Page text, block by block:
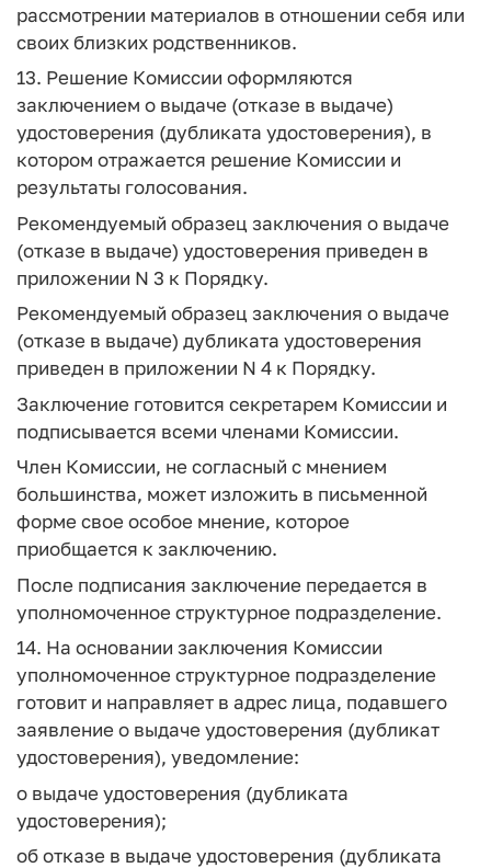
рассмотрении материалов в отношении себя или
своих близких родственников.
13. Решение Комиссии оформляются
заключением о выдаче (отказе в выдаче)
удостоверения (дубликата удостоверения), в
котором отражается решение Комиссии и
результаты голосования.
Рекомендуемый образец заключения о выдаче
(отказе в выдаче) удостоверения приведен в
приложении N 3 к Порядку.
Рекомендуемый образец заключения о выдаче
(отказе в выдаче) дубликата удостоверения
приведен в приложении N 4 к Порядку.
Заключение готовится секретарем Комиссии и
подписывается всеми членами Комиссии.
Член Комиссии, не согласный с мнением
большинства, может изложить в письменной
форме свое особое мнение, которое
приобщается к заключению.
После подписания заключение передается в
уполномоченное структурное подразделение.
14. На основании заключения Комиссии
уполномоченное структурное подразделение
готовит и направляет в адрес лица, подавшего
заявление о выдаче удостоверения (дубликат
удостоверения), уведомление:
о выдаче удостоверения (дубликата
удостоверения);
об отказе в выдаче удостоверения (дубликата